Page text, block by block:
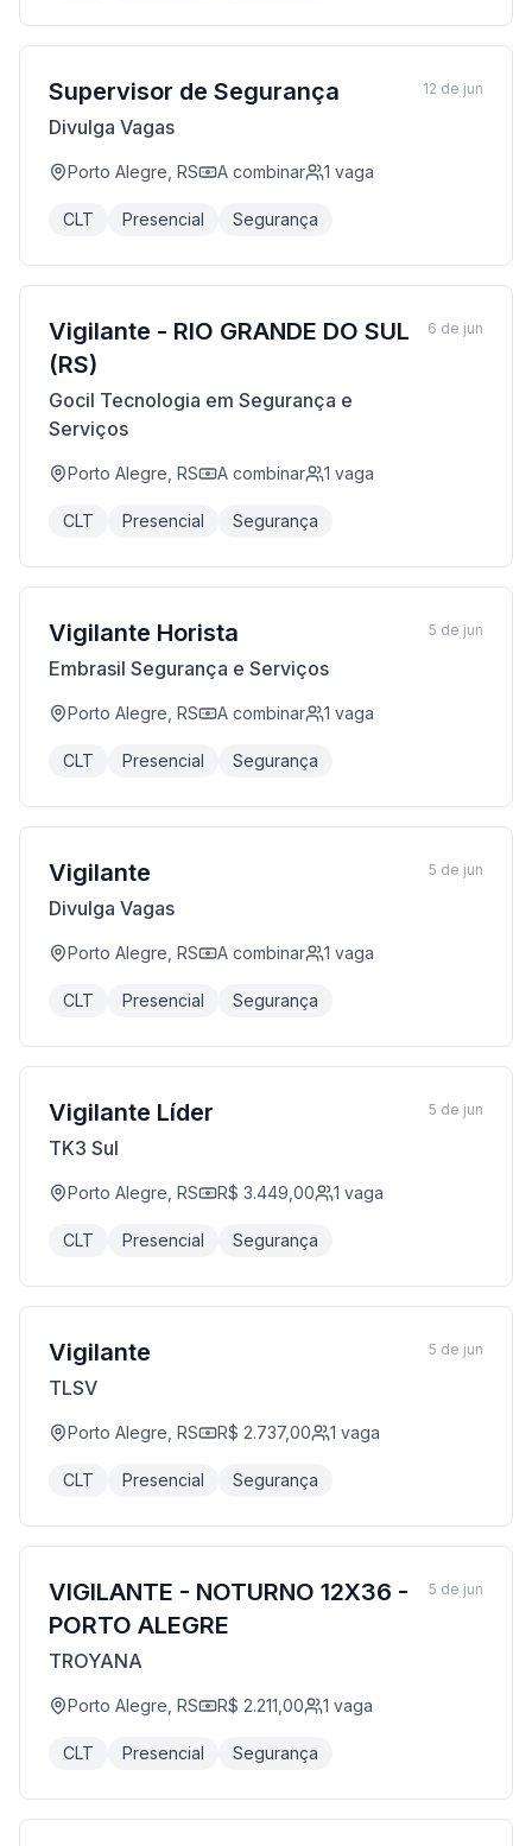
Supervisor de Segurança
Divulga Vagas
Porto Alegre, RS A combinar 1 vaga
CLT Presencial Segurança
12 de jun
Vigilante - RIO GRANDE DO SUL
(RS)
Gocil Tecnologia em Segurança e
Serviços
Porto Alegre, RS A combinar 1 vaga
CLT Presencial Segurança
6 de jun
Vigilante Horista
Embrasil Segurança e Serviços
Porto Alegre, RS A combinar 1 vaga
CLT Presencial Segurança
5 de jun
Vigilante
Divulga Vagas
Porto Alegre, RS A combinar 1 vaga
CLT Presencial Segurança
5 de jun
Vigilante Líder
TK3 Sul
Porto Alegre, RS R$ 3.449,00 1 vaga
CLT Presencial Segurança
5 de jun
Vigilante
TLSV
Porto Alegre, RS R$ 2.737,00 1 vaga
CLT Presencial Segurança
5 de jun
VIGILANTE - NOTURNO 12X36 -
PORTO ALEGRE
TROYANA
Porto Alegre, RS R$ 2.211,00 1 vaga
CLT Presencial Segurança
5 de jun